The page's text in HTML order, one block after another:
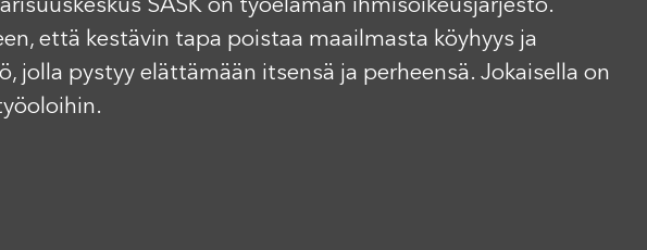
SASK on työelämän ihmisoikeusjärjestö.
että kestävin tapa poistaa maailmasta köyhyys ja
jolla pystyy elättämään itsensä ja perheensä. Jokaisella on